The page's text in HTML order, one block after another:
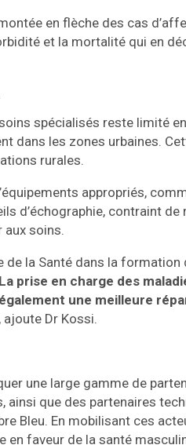
en flèche des cas
et la mortalité qui en
spécialisés reste limité
dans les zones urbaines.
rurales.
appropriés,
d’échographie, contraint de
soins.
de la Santé dans la formation
La prise en charge des
une meilleure
ajoute Dr Kossi.
une large gamme de
ainsi que des partenaires
Bleu. En mobilisant ces
en faveur de la santé